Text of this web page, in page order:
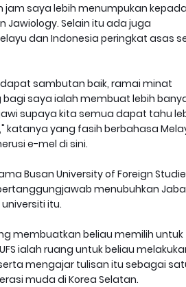
jam saya lebih menumpukan
Jawiology. Selain itu ada juga
dan Indonesia peringkat asas
sambutan baik, ramai minat
bagi saya ialah membuat lebih
supaya kita semua dapat tahu
katanya yang fasih berbahasa
e-mel di sini.
Busan University of Foreign
menubuhkan
itu.
membuatkan beliau memilih untuk
ialah ruang untuk beliau
mengajar tulisan itu sebagai
muda di Korea Selatan.